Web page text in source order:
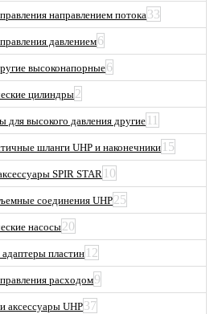
направлением потока33
давлением6
высоконапорные6
цилиндры2
для высокого давления другие 11
шланги UHP и наконечники 15
SPIR STAR 10
соединения UHP25
насосы20
пластин 12
расходом9
аксессуары UHP37